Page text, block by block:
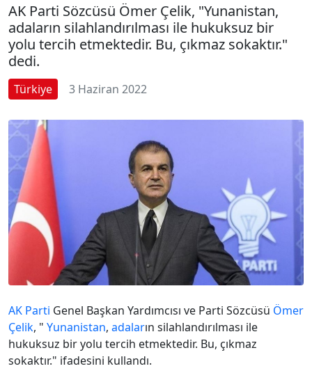
AK Parti Sözcüsü Ömer Çelik, "Yunanistan,
adaların silahlandırılması ile hukuksuz bir
yolu tercih etmektedir. Bu, çıkmaz sokaktır."
dedi.
Türkiye 3 Haziran 2022
AK Parti Genel Başkan Yardımcısı ve Parti Sözcüsü Ömer
Çelik, " Yunanistan, adaların silahlandırılması ile
hukuksuz bir yolu tercih etmektedir. Bu, çıkmaz
sokaktır." ifadesini kullandı.